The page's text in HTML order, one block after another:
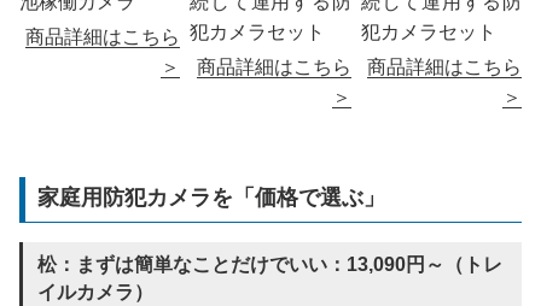
商品詳細はこちら
＞
犯カメラセット
商品詳細はこちら
＞
犯カメラセット
商品詳細はこちら
＞
家庭用防犯カメラを「価格で選ぶ」
松：まずは簡単なことだけでいい：13,090円～（トレ
イルカメラ）